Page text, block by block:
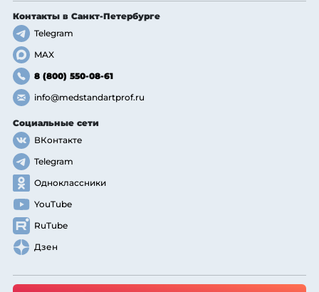
Контакты в Санкт-Петербурге
Telegram
MAX
8 (800) 550-08-61
info@medstandartprof.ru
Социальные сети
ВКонтакте
Telegram
Одноклассники
YouTube
RuTube
Дзен